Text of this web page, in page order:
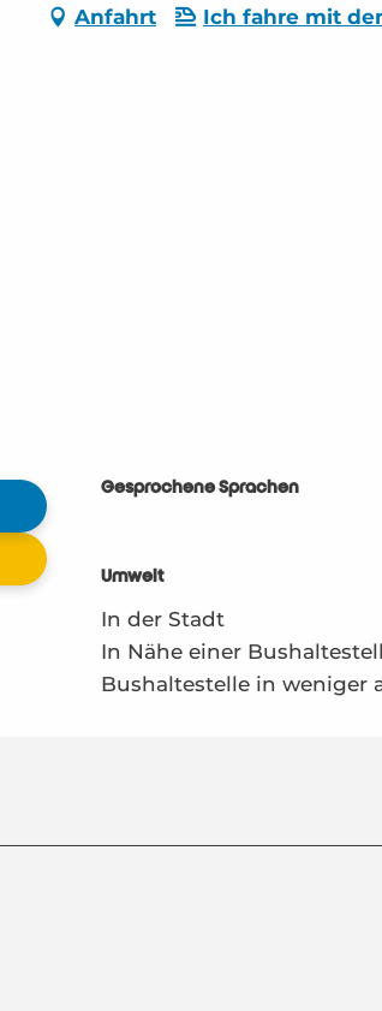
Anfahrt Ich fahre mit
Gesprochene Sprachen
Gesprochene Sprachen
Umwelt
Umwelt
In der Stadt
In Nähe einer
Bushaltestelle in weniger